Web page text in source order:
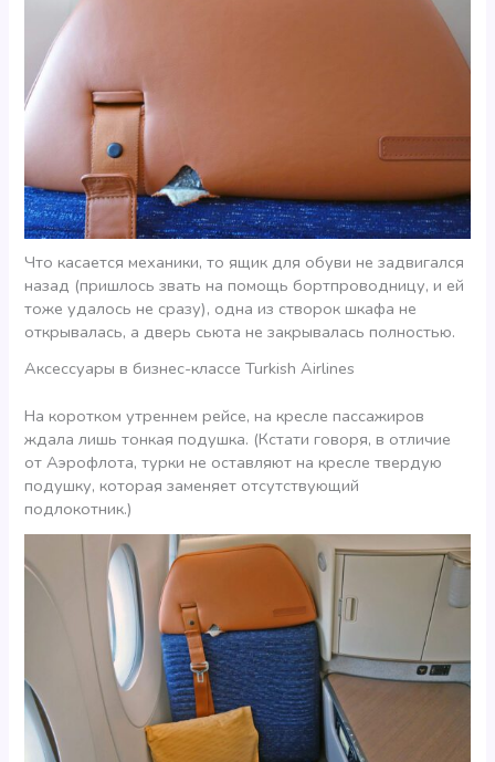
Что касается механики, то ящик для обуви не задвигался
назад (пришлось звать на помощь бортпроводницу, и ей
тоже удалось не сразу), одна из створок шкафа не
открывалась, а дверь сьюта не закрывалась полностью.
Аксессуары в бизнес-классе Turkish Airlines
На коротком утреннем рейсе, на кресле пассажиров
ждала лишь тонкая подушка. (Кстати говоря, в отличие
от Аэрофлота, турки не оставляют на кресле твердую
подушку, которая заменяет отсутствующий
подлокотник.)